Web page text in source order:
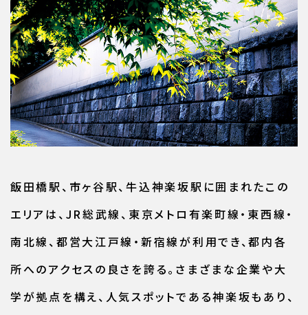
飯田橋駅、市ヶ谷駅、牛込神楽坂駅に囲まれたこの
エリアは、JR総武線、東京メトロ有楽町線・東西線・
南北線、都営大江戸線・新宿線が利用でき、都内各
所へのアクセスの良さを誇る。さまざまな企業や大
学が拠点を構え、人気スポットである神楽坂もあり、